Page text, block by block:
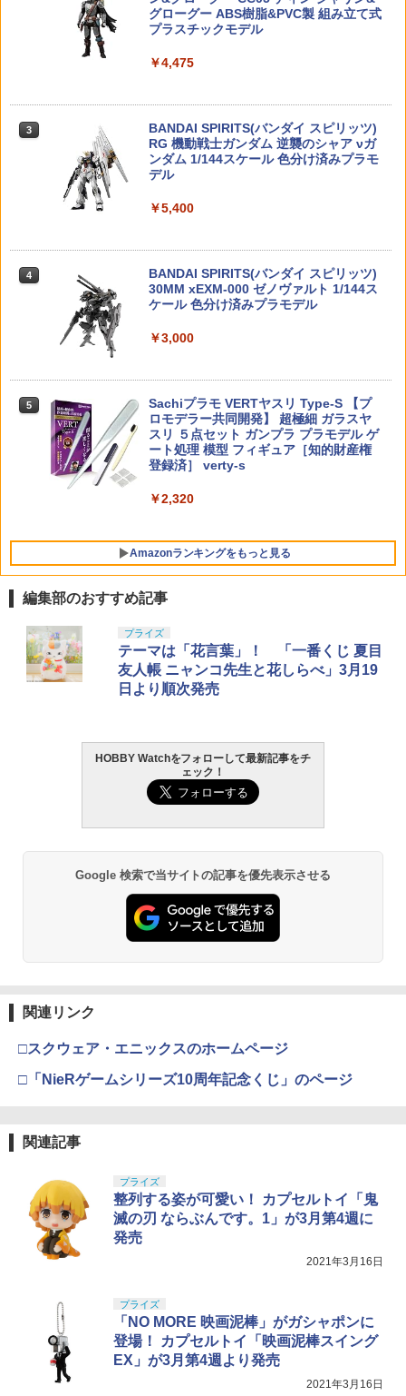
HS（ヒロインスタイル)シリーズ 『機界
メイデン 【MIM-0755-BM】 (プラモデ
犬 置物 シリコン カーオーナメント 車内
ド かわいい フィギュア 雑貨 グッズ 洗え
￥3,750
【国内在庫品】
￥3,780
次再販） 「マキシムトマト」付き
￥8,800
2026年8月予約 ガチャ【サンリオキャラ
ト 6種セット カプセルトイ】ガチャガチ
ビン -エニエス・ロビーー (塗装済み可動
電池交換可 可愛 かわいい 面白い 雑貨 サ
イクリング ミリタリー サバゲー サバイ
バランスバイク 三輪車
FAB Defense 護身具 FCP 防犯 ブラック
FABディフェンス ファブディフェンス
ック 自己防衛 ディフェンスツール クナ
用 修練用 ダミー レプリカ
￥1,700
￥1,961
倍】各社T1系ダットサイト対応 ポリカ
キズ 傷 防止 光学機器 ダットサイト 被弾
東京マルイ MTD 対応 透明 ポリカレンズ
￥1,980
タミヤ OPパーツ OP913 Mフロッグ ア
ルミ ホイールアダプタ 53913
￥830
【ネコポス対応】TOPLINE(トップライ
ン)/TP-54013__TP-54100/高分子ポリマ
ーシム M2.6用(10枚入)
￥290
5
▲SP.1427 60D ラリーブロックタイヤ ,5
1427（ゆうパケット）
ギュア
バルキリー 超時空要塞マクロス VF-1J
バルキリー45th Anniv. 約225mm ABS&
ダイキャスト製 塗装済み可動フィギュア
ツ 呪術廻戦 伏黒甚爾 約155mm PVC&A
BS製 塗装済み可動フィギュア
K トランスフォーマー ミッシングリンク
D-01 サウンドウェーブ 可動フィギュア
￥24,610
グローグー ABS樹脂&PVC製 組み立て式
プラスチックモデル
￥4,475
3
BANDAI SPIRITS(バンダイ スピリッツ)
RG 機動戦士ガンダム 逆襲のシャア νガ
ンダム 1/144スケール 色分け済みプラモ
デル
￥5,400
4
BANDAI SPIRITS(バンダイ スピリッツ)
30MM xEXM-000 ゼノヴァルト 1/144ス
ケール 色分け済みプラモデル
￥3,000
5
Sachiプラモ VERTヤスリ Type-S 【プ
ロモデラー共同開発】 超極細 ガラスヤ
スリ ５点セット ガンプラ プラモデル ゲ
ート処理 模型 フィギュア［知的財産権
登録済］ verty-s
￥2,320
Amazonランキングをもっと見る
1
東京マルイ(TOKYO MARUI) No.25 コル
ト ガバメント HG 18歳以上エアーHOP
ハンドガン
￥3,384
東京マルイ (TOKYO MARUI) ガスブロー
バックマシンガン No.14 20式 5.56mm
小銃 18歳以上 ガスブローバック
￥187,000
東京マルイ(TOKYO MARUI) No.21 H&K
USP HG 18歳以上エアーHOPハンドガン
￥3,409
4
￥3,815
1
GSIクレオス Mr.トップコート 水性プレ
ミアムトップコートスプレー 光沢 88ml
ホビー用仕上材 B601
￥748
LOCTITE(ロックタイト) シールはがし
プレミアム 220ml
タミヤ クラフトツールシリーズ No.123
先細薄刃ニッパー (ゲートカット用) プラ
モデル用工具 74123
型用接着剤 87003
￥184
8ml ホビー用仕上材 B603
￥710
編集部のおすすめ記事
プライズ
テーマは「花言葉」！ 「一番くじ 夏目
友人帳 ニャンコ先生と花しらべ」3月19
日より順次発売
HOBBY Watchをフォローして最新記事をチ
ェック！
Google 検索で当サイトの記事を優先表示させる
関連リンク
□スクウェア・エニックスのホームページ
□「NieRゲームシリーズ10周年記念くじ」のページ
関連記事
プライズ
整列する姿が可愛い！ カプセルトイ「鬼
滅の刃 ならぶんです。1」が3月第4週に
発売
2021年3月16日
プライズ
「NO MORE 映画泥棒」がガシャポンに
登場！ カプセルトイ「映画泥棒スイング
EX」が3月第4週より発売
2021年3月16日